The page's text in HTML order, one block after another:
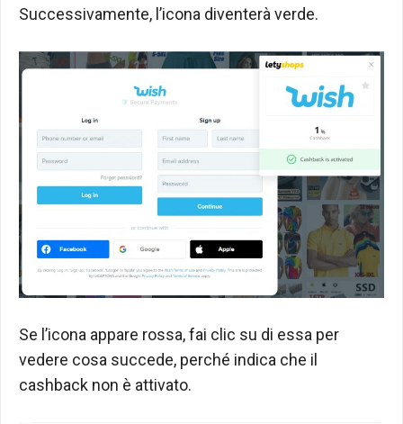
Successivamente, l’icona diventerà verde.
Se l’icona appare rossa, fai clic su di essa per
vedere cosa succede, perché indica che il
cashback non è attivato.